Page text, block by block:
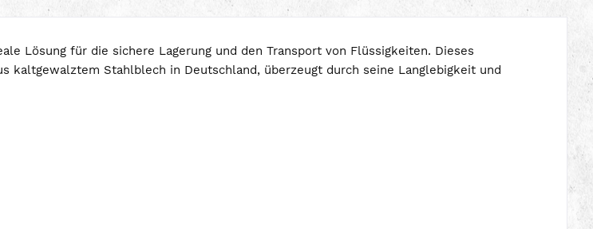
Lösung für die sichere Lagerung und den Transport von Flüssigkeiten. Dieses
kaltgewalztem Stahlblech in Deutschland, überzeugt durch seine Langlebigkeit und